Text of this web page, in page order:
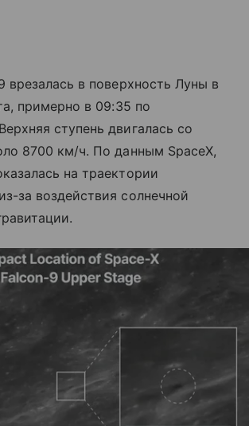
врезалась в поверхность Луны в
примерно в 09:35 по
ступень двигалась со
8700 км/ч. По данным SpaceX,
на траектории
за воздействия солнечной